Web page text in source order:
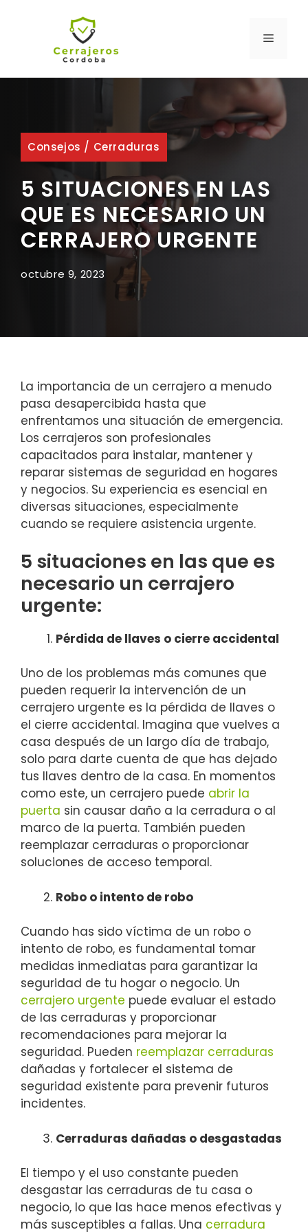
MENÚ
Consejos / Cerraduras
5 SITUACIONES EN LAS
QUE ES NECESARIO UN
CERRAJERO URGENTE
octubre 9, 2023
La importancia de un cerrajero a menudo
pasa desapercibida hasta que
enfrentamos una situación de emergencia.
Los cerrajeros son profesionales
capacitados para instalar, mantener y
reparar sistemas de seguridad en hogares
y negocios. Su experiencia es esencial en
diversas situaciones, especialmente
cuando se requiere asistencia urgente.
5 situaciones en las que es
necesario un cerrajero
urgente:
Pérdida de llaves o cierre accidental
Uno de los problemas más comunes que
pueden requerir la intervención de un
cerrajero urgente es la pérdida de llaves o
el cierre accidental. Imagina que vuelves a
casa después de un largo día de trabajo,
solo para darte cuenta de que has dejado
tus llaves dentro de la casa. En momentos
como este, un cerrajero puede abrir la
puerta sin causar daño a la cerradura o al
marco de la puerta. También pueden
reemplazar cerraduras o proporcionar
soluciones de acceso temporal.
Robo o intento de robo
Cuando has sido víctima de un robo o
intento de robo, es fundamental tomar
medidas inmediatas para garantizar la
seguridad de tu hogar o negocio. Un
cerrajero urgente puede evaluar el estado
de las cerraduras y proporcionar
recomendaciones para mejorar la
seguridad. Pueden reemplazar cerraduras
dañadas y fortalecer el sistema de
seguridad existente para prevenir futuros
incidentes.
Cerraduras dañadas o desgastadas
El tiempo y el uso constante pueden
desgastar las cerraduras de tu casa o
negocio, lo que las hace menos efectivas y
más susceptibles a fallas. Una cerradura